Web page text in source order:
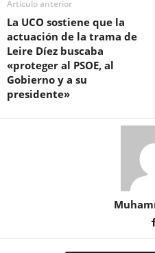
Artículo anterior
La UCO sostiene que la
actuación de la trama de
Leire Díez buscaba
«proteger al PSOE, al
Gobierno y a su
presidente»